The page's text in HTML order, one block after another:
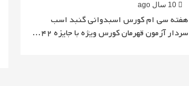
10 سال ago
هفته سی ام کورس اسبدوانی گنبد اسب
سردار آزمون قهرمان کورس ویژه با جایزه 42…